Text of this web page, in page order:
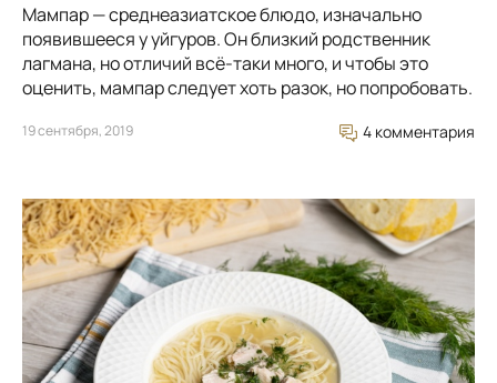
Мампар — среднеазиатское блюдо, изначально
появившееся у уйгуров. Он близкий родственник
лагмана, но отличий всё-таки много, и чтобы это
оценить, мампар следует хоть разок, но попробовать.
19 сентября, 2019 4 комментария